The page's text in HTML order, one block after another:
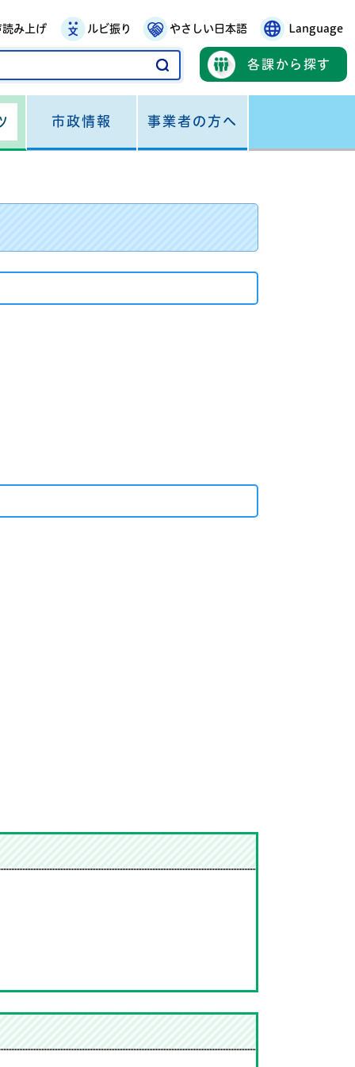
読み上げ ルビ振り やさしい日本語 Language
各課から探す
市政情報 事業者の方へ